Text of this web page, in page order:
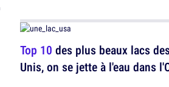
Top 10 des plus beaux lacs
Unis, on se jette à l'eau dans